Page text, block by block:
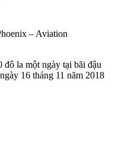
– Aviation
la một ngày tại bãi đậu
16 tháng 11 năm 2018